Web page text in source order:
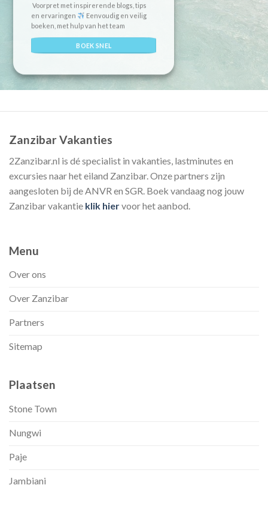
Voorpret met inspirerende blogs, tips
en ervaringen
Eenvoudig en veilig
boeken, met hulp van het team
BOEK SNEL
Zanzibar Vakanties
2Zanzibar.nl is dé specialist in vakanties, lastminutes en
excursies naar het eiland Zanzibar. Onze partners zijn
aangesloten bij de ANVR en SGR. Boek vandaag nog jouw
Zanzibar vakantie klik hiervoor het aanbod.
Menu
Over ons
Over Zanzibar
Partners
Sitemap
Plaatsen
Stone Town
Nungwi
Paje
Jambiani